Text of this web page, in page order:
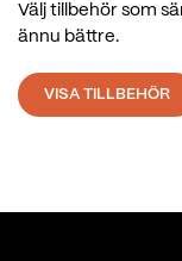
Välj tillbehör som
ännu bättre.
VISA TILLBEHÖR